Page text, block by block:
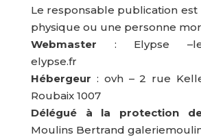
Le responsable publication
physique ou une personne
Webmaster : Elypse
elypse.fr
Hébergeur : ovh – 2 rue
Roubaix 1007
Délégué à la protection
Moulins Bertrand